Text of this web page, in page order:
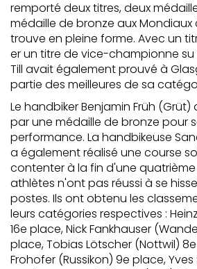
remporté deux titres, deux
médaille de bronze aux Mondiaux
trouve en pleine forme. Avec un
er un titre de vice-championne su
Till avait également prouvé à
partie des meilleures de sa
Le handbiker Benjamin Früh
par une médaille de bronze pour
performance. La handbikeuse
a également réalisé une course
contenter à la fin d'une quatrième
athlètes n'ont pas réussi à se
postes. Ils ont obtenu les
leurs catégories respectives :
16e place, Nick Fankhauser
place, Tobias Lötscher (Nottwil) 8e
Frohofer (Russikon) 9e place,